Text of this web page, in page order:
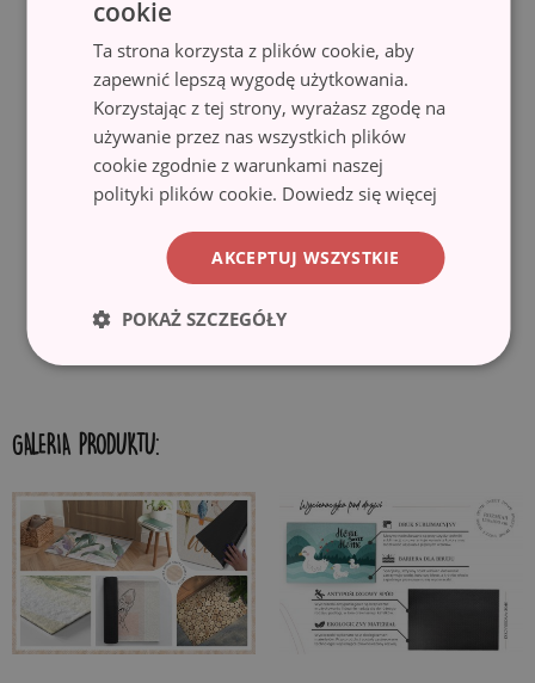
✓ Trwałość i bezpieczeństwo. Wycieraczki wykonane są z włókna
o dużej gęstości, zapewniającego wysoką trwałość. Dodatkowo
antypoślizgowy spód pokryty gumą, zapobiega przesuwaniu się
wycieraczki i gwarantuje bezpieczeństwo użytkowania. Wycieraczka
idealnie nadaje się do różnego rodzaju podłogi, w tym drewnianej i
kafelek. Przed rozłożeniem, upewnij się, że powierzchnia jest gładka,
czysta i sucha.
✓ Ekologiczny materiał i druk.Wycieraczki wykonane są z
ekologicznych materiałów, a motywy nadrukowane są przy użyciu
techniki sublimacji, co gwarantuje trwałe i wyraziste kolory oraz
GALERIA PRODUKTU:
cookie
Ta strona korzysta z plików cookie, aby
zapewnić lepszą wygodę użytkowania.
Korzystając z tej strony, wyrażasz zgodę na
używanie przez nas wszystkich plików
cookie zgodnie z warunkami naszej
polityki plików cookie. Dowiedz się więcej
AKCEPTUJ WSZYSTKIE
POKAŻ SZCZEGÓŁY